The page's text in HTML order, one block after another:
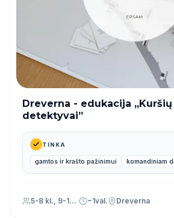
Dreverna - edukacija
detektyvai”
TINKA
gamtos ir krašto pažinimui komandiniam
5-8 kl., 9-12 kl. ~1val. Dreverna